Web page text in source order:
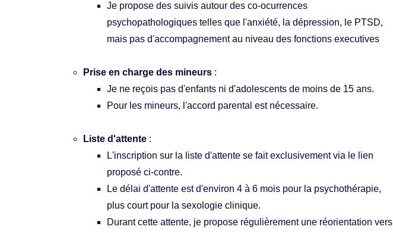
Je propose des suivis autour des co-ocurrences
psychopathologiques telles que l'anxiété, la dépression, le PTSD,
mais pas d'accompagnement au niveau des fonctions executives
Prise en charge des mineurs :
Je ne reçois pas d'enfants ni d'adolescents de moins de 15 ans.
Pour les mineurs, l'accord parental est nécessaire.
Liste d'attente :
L'inscription sur la liste d'attente se fait exclusivement via le lien
proposé ci-contre.
Le délai d'attente est d'environ 4 à 6 mois pour la psychothérapie,
plus court pour la sexologie clinique.
Durant cette attente, je propose régulièrement une réorientation vers